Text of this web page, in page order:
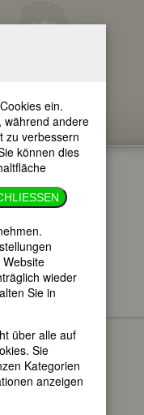
Text
Titeln
H• I• J•
R• S•
ein.
während andere
zu verbessern
können dies
wieder
Sie in
über alle auf
Sie
Kategorien
anzeigen